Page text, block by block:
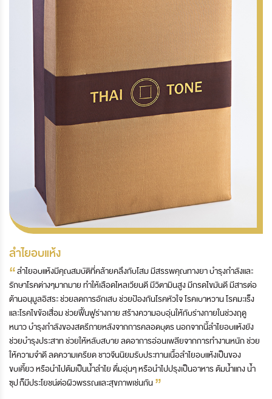
ลำไยอบแห้ง
“ลำไยอบแห้งมีคุณสมบัติที่คล้ายคลึงกับโสม มีสรรพคุณทางยา บำรุงกำลังและ
รักษาโรคต่างๆมากมาย ทำให้เลือดไหลเวียนดี มีวิตามินสูง มีกรดไขมันดี มีสารต่อ
ต้านอนุมูลอิสระ ช่วยลดการอักเสบ ช่วยป้องกันโรคหัวใจ โรคเบาหวาน โรคมะเร็ง
และโรคไขข้อเสื่อม ช่วยฟื้นฟูร่างกาย สร้างความอบอุ่นให้กับร่างกายในช่วงฤดู
หนาว บำรุงกำลังของสตรีภายหลังจากการคลอดบุตร นอกจากนี้ลำไยอบแห้งยัง
ช่วยบำรุงประสาท ช่วยให้หลับสบาย ลดอาการอ่อนเพลียจากการทำงานหนัก ช่วย
ให้ความจำดี ลดความเครียด ชาวจีนนิยมรับประทานเนื้อลำไยอบแห้งเป็นของ
ขบเคี้ยว หรือนำไปต้มเป็นน้ำลำไย ดื่มอุ่นๆ หรือนำไปปรุงเป็นอาหาร ต้มน้ำแกง น้ำ
ซุป ก็มีประโยชน์ต่อผิวพรรณและสุขภาพเช่นกัน”